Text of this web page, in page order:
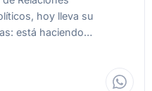
hoy lleva su
está haciendo…